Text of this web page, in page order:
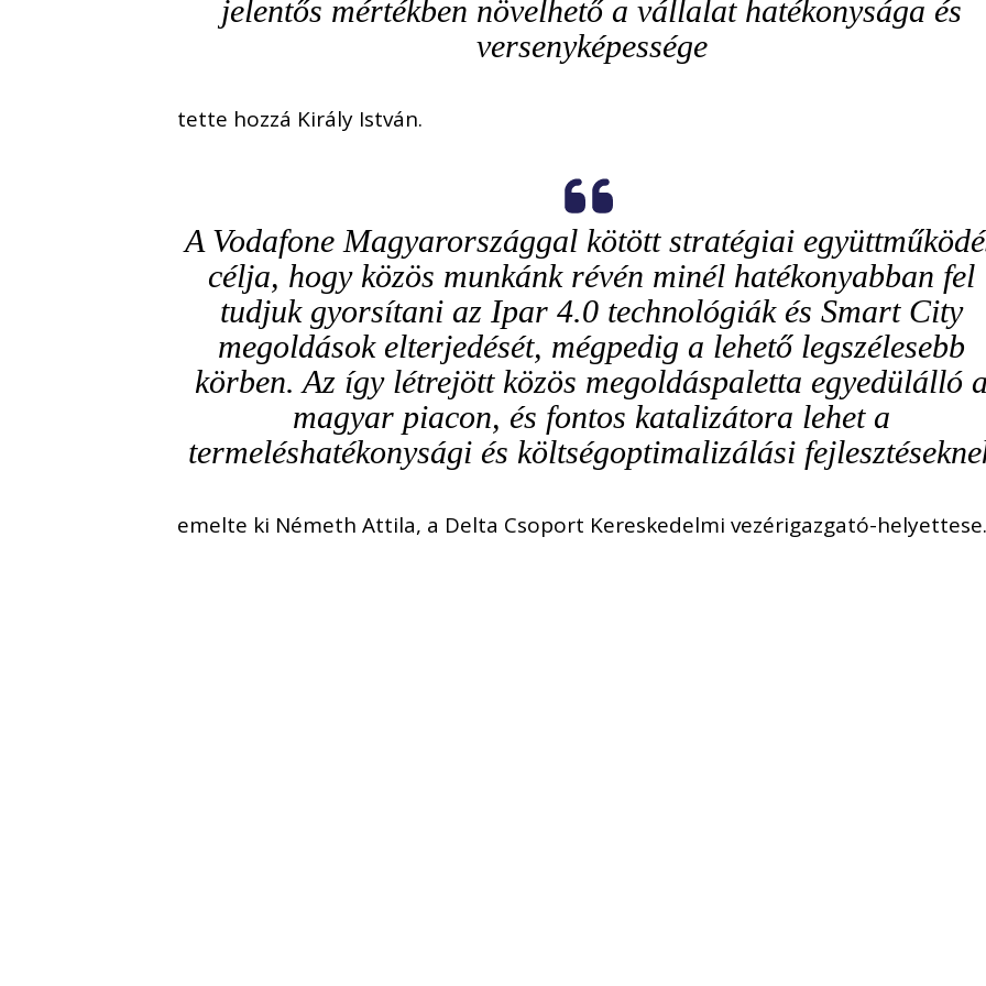
jelentős mértékben növelhető a vállalat hatékonysága és
versenyképessége
tette hozzá Király István.
A Vodafone Magyarországgal kötött stratégiai
célja, hogy közös munkánk révén minél hatékonyabban fel
tudjuk gyorsítani az Ipar 4.0 technológiák és Smart City
megoldások elterjedését, mégpedig a lehető legszélesebb
körben. Az így létrejött közös megoldáspaletta egyedülálló a
magyar piacon, és fontos katalizátora lehet a
termeléshatékonysági és költségoptimalizálási
emelte ki Németh Attila, a Delta Csoport Kereskedelmi vezérigazgató-helyettese.